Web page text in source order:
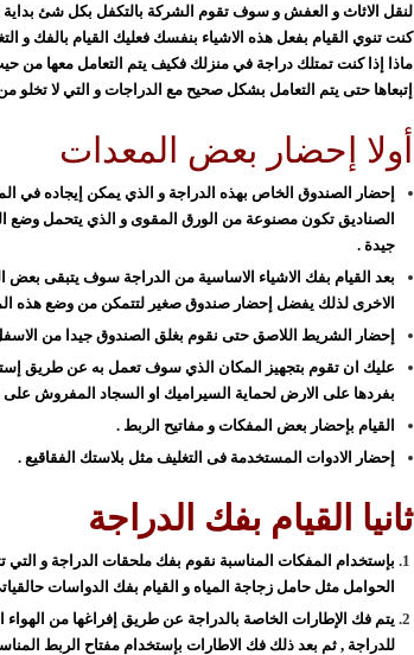
لنقل الاثاث و العفش و سوف تقوم الشركة بالتكفل بكل شئ بداية
كنت تنوي القيام بفعل هذه الاشياء بنفسك فعليك القيام بالفك و
ماذا إذا كنت تمتلك دراجة في منزلك فكيف يتم التعامل معها من
إتبعاها حتى يتم التعامل بشكل صحيح مع الدراجات و التي لا
أولا إحضار بعض المعدات
إحضار الصندوق الخاص بهذه الدراجة و الذي يمكن إيجاده في
الصناديق تكون مصنوعة من الورق المقوى و الذي يتحمل وضع
جيدة .
بعد القيام بفك الاشياء الاساسية من الدراجة سوف يتبقى
الاخرى لذلك يفضل إحضار صندوق صغير لتتمكن من وضع هذه
إحضار الشريط اللاصق حتى نقوم بغلق الصندوق جيدا من
عليك ان تقوم بتجهيز المكان الذي سوف تعمل به عن طريق
بفردها على الارض لحماية السيراميك او السجاد المفروش
القيام بإحضار بعض المفكات و مفاتيح الربط .
إحضار الادوات المستخدمة فى التغليف مثل بلاستك الفقاقيع .
ثانيا القيام بفك الدراجة
بإستخدام المفكات المناسبة نقوم بفك ملحقات الدراجة و التي
الحوامل مثل حامل زجاجة المياه و القيام بفك الدواسات
يتم فك الإطارات الخاصة بالدراجة عن طريق إفراغها من الهواء
للدراجة , ثم بعد ذلك فك الاطارات بإستخدام مفتاح الربط